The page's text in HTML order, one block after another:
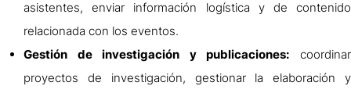
asistentes, enviar información logística y de contenido
relacionada con los eventos.
Gestión de investigación y publicaciones: coordinar
proyectos de investigación, gestionar la elaboración y